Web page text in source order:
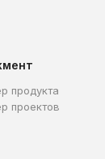
продукта
проектов